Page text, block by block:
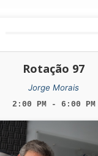
Rotação 97
Jorge Morais
2:00 PM - 6:00 PM